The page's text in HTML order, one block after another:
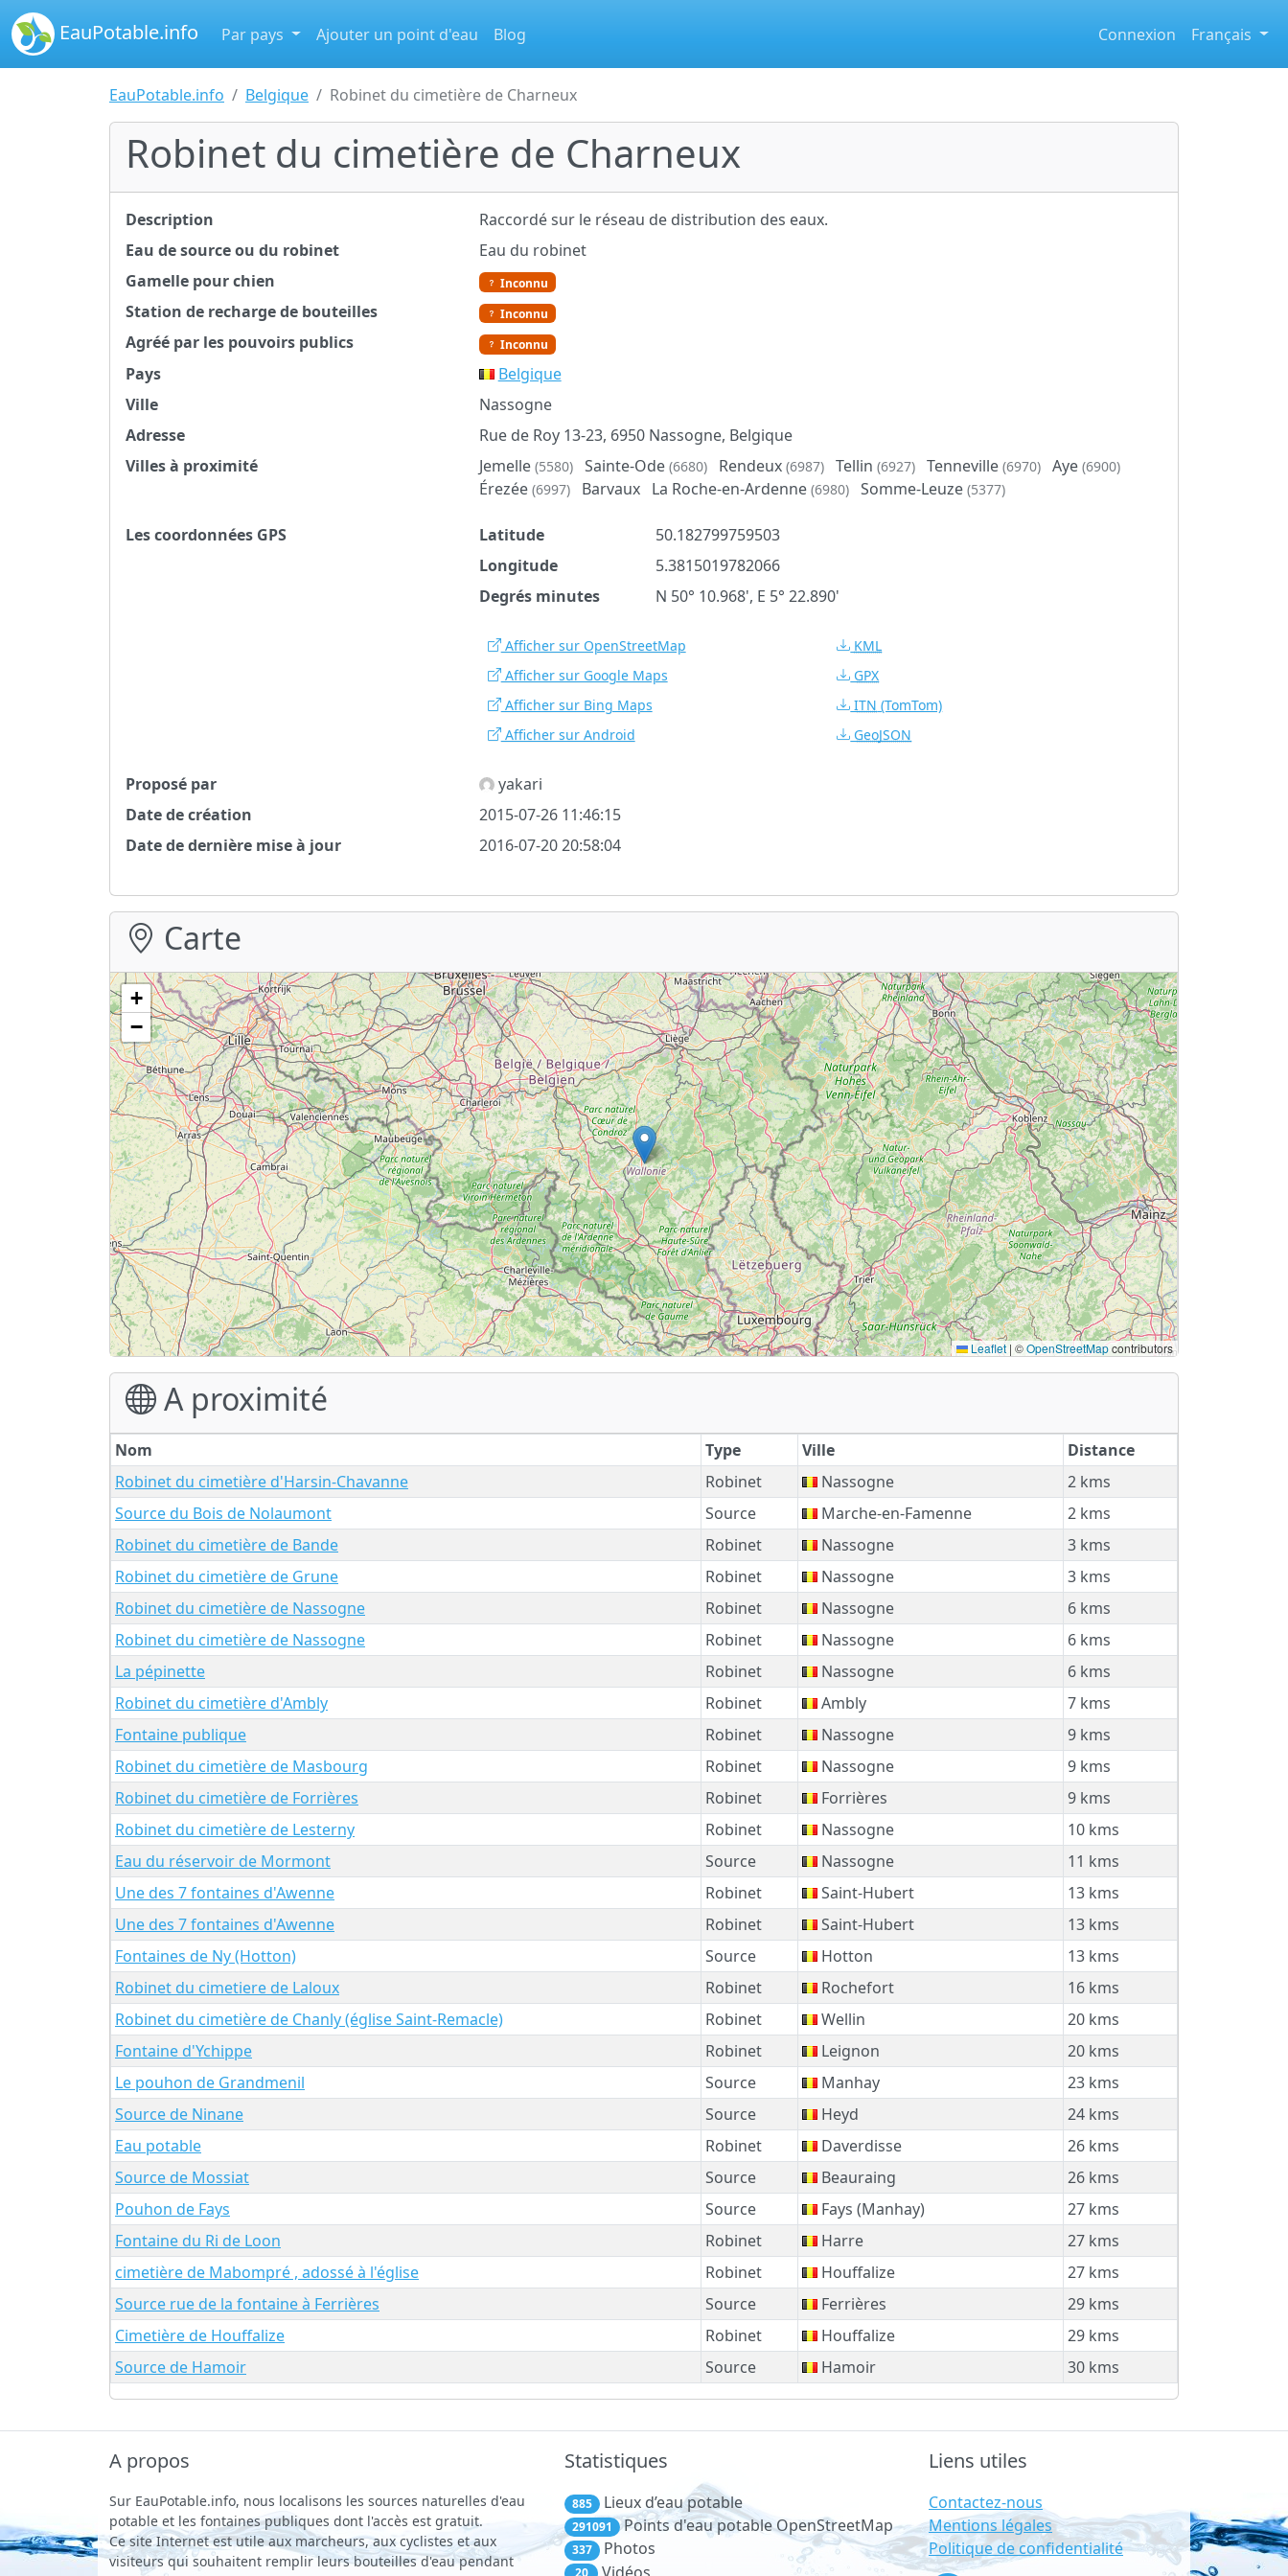
EauPotable.info Par pays Ajouter un point d'eau Blog Connexion Français
EauPotable.info Belgique Robinet du cimetière de Charneux
Robinet du cimetière de Charneux
Description
Raccordé sur le réseau de distribution des eaux.
Eau de source ou du robinet
Eau du robinet
Gamelle pour chien
Inconnu
Station de recharge de bouteilles Inconnu
Agréé par les pouvoirs publics Inconnu
Pays
Belgique
Ville
Nassogne
Adresse
Rue de Roy 13-23, 6950 Nassogne, Belgique
Villes à proximité
Jemelle (5580) Sainte-Ode (6680) Rendeux (6987) Tellin (6927) Tenneville (6970) Aye (6900)
Érezée (6997) Barvaux La Roche-en-Ardenne (6980) Somme-Leuze (5377)
Les coordonnées GPS Latitude
50.182799759503
Longitude
5.3815019782066
Degrés minutes
N 50° 10.968', E 5° 22.890'
Afficher sur OpenStreetMap
Afficher sur Google Maps
Afficher sur Bing Maps
Afficher sur Android
KML
GPX
ITN (TomTom)
GeoJSON
Proposé par
yakari
Date de création
2015-07-26 11:46:15
Date de dernière mise à jour
2016-07-20 20:58:04
Carte
+
−
Leaflet | ©OpenStreetMapcontributors
A proximité
Nom Type Ville
Distance
Robinet du cimetière d'Harsin-Chavanne
Robinet Nassogne
2 kms
Source du Bois de Nolaumont
Source Marche-en-Famenne
2 kms
Robinet du cimetière de Bande
Robinet Nassogne
3 kms
Robinet du cimetière de Grune
Robinet Nassogne
3 kms
Robinet du cimetière de Nassogne
Robinet Nassogne
6 kms
Robinet du cimetière de Nassogne
Robinet Nassogne
6 kms
La pépinette
Robinet Nassogne
6 kms
Robinet du cimetière d'Ambly
Robinet Ambly
7 kms
Fontaine publique
Robinet Nassogne
9 kms
Robinet du cimetière de Masbourg
Robinet Nassogne
9 kms
Robinet du cimetière de Forrières
Robinet Forrières
9 kms
Robinet du cimetière de Lesterny
Robinet Nassogne
10 kms
Eau du réservoir de Mormont
Source Nassogne
11 kms
Une des 7 fontaines d'Awenne
Robinet Saint-Hubert
13 kms
Une des 7 fontaines d'Awenne
Robinet Saint-Hubert
13 kms
Fontaines de Ny (Hotton)
Source Hotton
13 kms
Robinet du cimetiere de Laloux
Robinet Rochefort
16 kms
Robinet du cimetière de Chanly (église Saint-Remacle)
Robinet Wellin
20 kms
Fontaine d'Ychippe
Robinet Leignon
20 kms
Le pouhon de Grandmenil
Source Manhay
23 kms
Source de Ninane
Source Heyd
24 kms
Eau potable
Robinet Daverdisse
26 kms
Source de Mossiat
Source Beauraing
26 kms
Pouhon de Fays
Source Fays (Manhay)
27 kms
Fontaine du Ri de Loon
Robinet Harre
27 kms
cimetière de Mabompré , adossé à l'église
Robinet Houffalize
27 kms
Source rue de la fontaine à Ferrières
Source Ferrières
29 kms
Cimetière de Houffalize
Robinet Houffalize
29 kms
Source de Hamoir
Source Hamoir 30 kms
A propos
Sur EauPotable.info, nous localisons les sources naturelles d'eau
potable et les fontaines publiques dont l'accès est gratuit.
Ce site Internet est utile aux marcheurs, aux cyclistes et aux
visiteurs qui souhaitent remplir leurs bouteilles d'eau pendant
Statistiques
885 Lieux d’eau potable
291091 Points d'eau potable OpenStreetMap
337 Photos
Vidéos
Liens utiles
Contactez-nous
Mentions légales
Politique de confidentialité